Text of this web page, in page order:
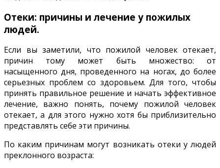
Отеки: причины и лечение у пожилых
людей.
Если вы заметили, что пожилой человек отекает,
причин тому может быть множество: от
насыщенного дня, проведенного на ногах, до более
серьезных проблем со здоровьем. Для того, чтобы
принять правильное решение и начать эффективное
лечение, важно понять, почему пожилой человек
отекает, а для этого нужно хотя бы приблизительно
представлять себе эти причины.
По каким причинам могут возникать отеки у людей
преклонного возраста: